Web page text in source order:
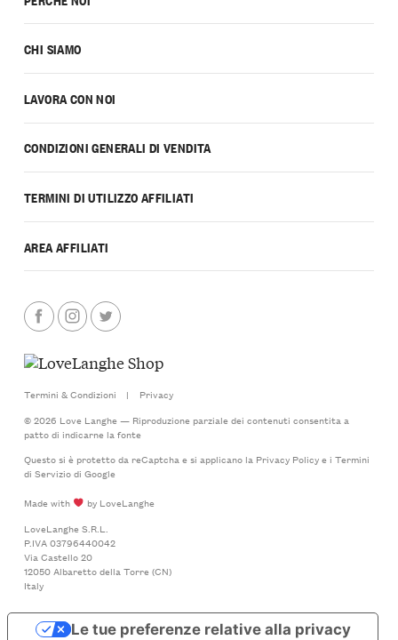
CHI SIAMO
LAVORA CON NOI
CONDIZIONI GENERALI DI VENDITA
TERMINI DI UTILIZZO AFFILIATI
AREA AFFILIATI
Termini & Condizioni |
Privacy
© 2026 Love Langhe — Riproduzione parziale dei contenuti consentita a
patto di indicarne la fonte
Questo si è protetto da reCaptcha e si applicano la Privacy Policye i Termini
di Serviziodi Google
Made with
by LoveLanghe
LoveLanghe S.R.L.
P.IVA 03796440042
Via Castello 20
12050 Albaretto della Torre (CN)
Italy
Le tue preferenze relative alla privacy